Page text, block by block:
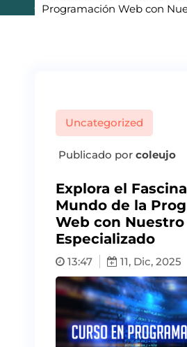
Programación Web con
Uncategorized
Publicado por coleujo
Explora el
Mundo de la
Web con Nuestro
Especializado
13:47 11, Dic, 2025